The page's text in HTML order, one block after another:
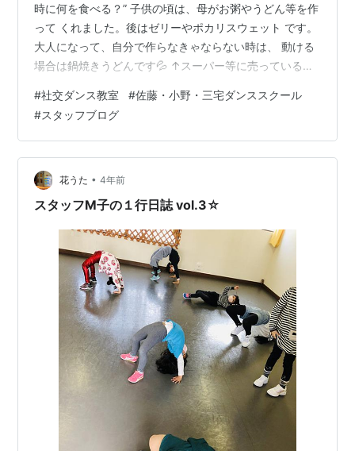
時に何を食べる？” 子供の頃は、母がお粥やうどん等を作
って くれました。後はゼリーやポカリスウェット です。
大人になって、自分で作らなきゃならない時は、 動ける
場合は鍋焼きうどんです💦 ↑スーパー等に売っている、
カリです😅 昔、看護学校で学んでわかりましたが、風邪
等で 具合悪くて食べたくない時には、無理して 食べなく
て良いということです。 自分の祖父母の、時代なのか
な？ 「食べなきゃダメだよ！」的な雰囲気が あったよう
な気がします💦 食欲は、風邪のウイルスが死滅すれば自
然に 回復す…
#社交ダンス教室 #佐藤・小野・三宅ダンススクール
#スタッフブログ
花うた • 4年前
スタッフM子の１行日誌 vol.3☆